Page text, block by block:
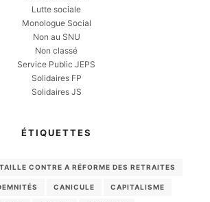
Lutte sociale
Monologue Social
Non au SNU
Non classé
Service Public JEPS
Solidaires FP
Solidaires JS
ÉTIQUETTES
CONTRE A RÉFORME DES RETRAITES
CANICULE CAPITALISME